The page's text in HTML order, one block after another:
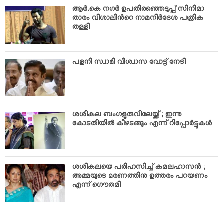
VIDEOS
YOUR SAY
COOKERY
KARSHAKAN
TOURS & TRAVEL
GREETINGS
CLASSIFIEDS
OBITUARY
ആര്‍.കെ നഗര്‍ ഉപതിരഞ്ഞെടുപ്പ് സിനിമാ
താരം വിശാലിന്‍റെ നാമനിര്‍ദേശ പത്രിക
തള്ളി
പളനി സ്വാമി വിശ്വാസ വോട്ട് നേടി
ശശികല ബംഗളൂരുവിലേയ്ക്ക് ; ഇന്നു
കോടതിയില്‍ കീഴടങ്ങും എന്ന് റിപ്പോര്‍ട്ടുകള്‍
ശശികലയെ പരിഹസിച്ച് കമലഹാസന്‍ ;
അമ്മയുടെ മരണത്തിനു ഉത്തരം പറയണം
എന്ന് ഗൌതമി